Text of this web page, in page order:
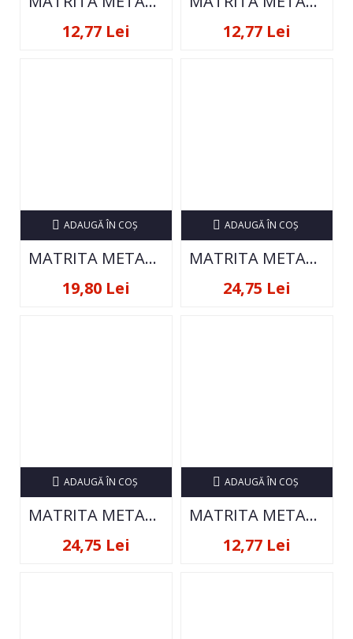
12,77 Lei
12,77 Lei
MATRITA METALICA PENTRU STAMPILA
19,80 Lei
ADAUGĂ ÎN COŞ
MATRITA METALICA PENTRU STAMPILA
24,75 Lei
ADAUGĂ ÎN COŞ
MATRITA METALICA PENTRU STAMPILA
24,75 Lei
ADAUGĂ ÎN COŞ
MATRITA METALICA PENTRU STAMPILA
12,77 Lei
ADAUGĂ ÎN COŞ